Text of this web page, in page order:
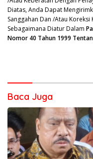
Diatas, Anda Dapat
Sanggahan Dan /Atau Koreksi
Sebagaimana Diatur Dalam
Nomor 40 Tahun 1999
Baca Juga